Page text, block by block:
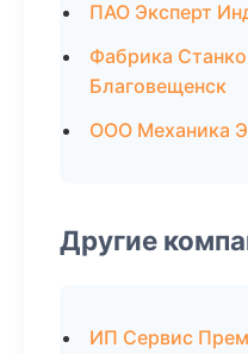
ПАО Эксперт
Фабрика
Благовещенск
ООО Механика
Другие
ИП Сервис